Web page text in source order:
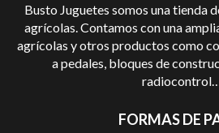
Busto Juguetes somos una tienda
agrícolas. Contamos con una
agrícolas y otros productos como
a pedales, bloques de
FORMAS DE